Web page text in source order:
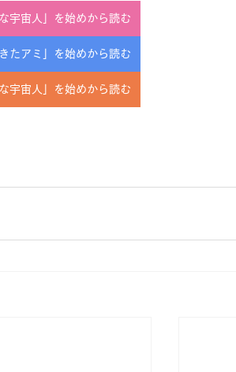
宇宙人」を始めから読む
たアミ」を始めから読む
宇宙人」を始めから読む